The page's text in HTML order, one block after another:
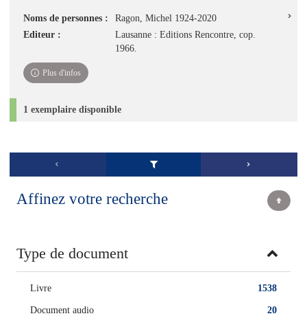
Noms de personnes :
Ragon, Michel 1924-2020
Editeur :
Lausanne : Editions Rencontre, cop.
1966.
Plus d'infos
1 exemplaire disponible
Affinez votre recherche
Type de document
1538
Livre
20
Document audio